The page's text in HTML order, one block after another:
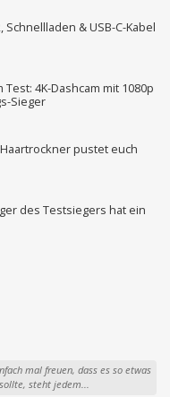
& USB-C-Kabel
Test: 4K-Dashcam mit 1080p
Sieger
pustet euch
des Testsiegers hat ein
mal freuen, dass es so etwas
steht jedem...